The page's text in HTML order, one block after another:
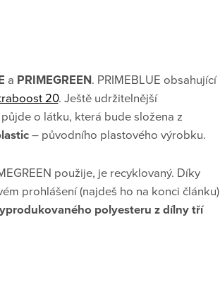
a PRIMEGREEN. PRIMEBLUE obsahující
20. Ještě udržitelnější
o látku, která bude složena z
– původního plastového výrobku.
použije, je recyklovaný. Díky
prohlášení (najdeš ho na konci článku)
polyesteru z dílny tří